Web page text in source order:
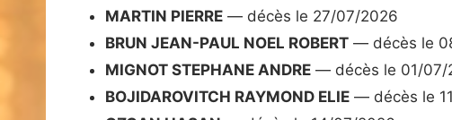
MARTIN PIERRE — décès le 27/07/2026
BRUN JEAN-PAUL NOEL ROBERT — décès le
MIGNOT STEPHANE ANDRE — décès le 01/07/
BOJIDAROVITCH RAYMOND ELIE — décès le